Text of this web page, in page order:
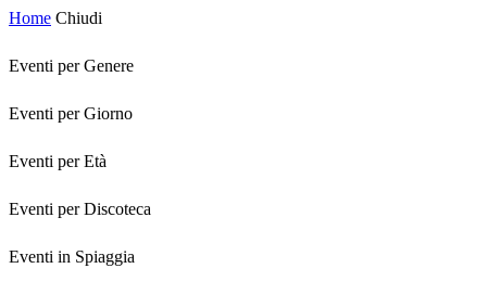
Home Chiudi
Eventi per Genere
Eventi per Giorno
Eventi per Età
Eventi per Discoteca
Eventi in Spiaggia